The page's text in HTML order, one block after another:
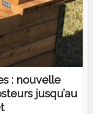
: nouvelle
jusqu’au